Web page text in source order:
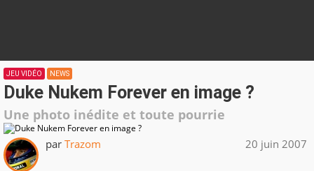
JEU VIDÉO NEWS
Duke Nukem Forever en image ?
Une photo inédite et toute pourrie
par Trazom 20 juin 2007